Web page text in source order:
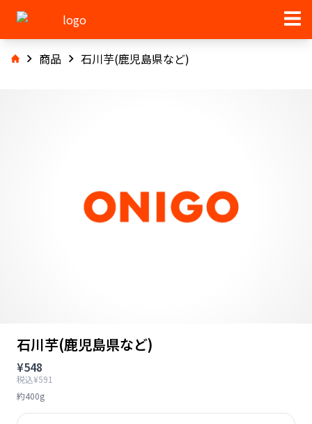
商品 石川芋(鹿児島県など)
石川芋(鹿児島県など)
¥548
税込¥591
約400g